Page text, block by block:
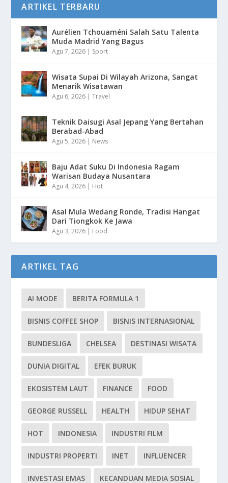
ARTIKEL TERBARU
Aurélien Tchouaméni Salah Satu Talenta
Muda Madrid Yang Bagus
Agu 7, 2026 | Sport
Wisata Supai Di Wilayah Arizona, Sangat
Menarik Wisatawan
Agu 6, 2026 |Travel
Teknik Daisugi Asal Jepang Yang Bertahan
Berabad-Abad
Agu 5, 2026 | News
Baju Adat Suku Di Indonesia Ragam
Warisan Budaya Nusantara
Agu 4, 2026 | Hot
Asal Mula Wedang Ronde, Tradisi Hangat
Dari Tiongkok Ke Jawa
Agu 3, 2026 | Food
ARTIKEL TAG
AI MODE BERITA FORMULA 1
BISNIS COFFEE SHOP BISNIS INTERNASIONAL
BUNDESLIGA CHELSEA DESTINASI WISATA
DUNIA DIGITAL EFEK BURUK
EKOSISTEM LAUT FINANCE FOOD
GEORGE RUSSELL HEALTH HIDUP SEHAT
HOT INDONESIA INDUSTRI FILM
INDUSTRI PROPERTI INET INFLUENCER
INVESTASI EMAS KECANDUAN MEDIA SOSIAL